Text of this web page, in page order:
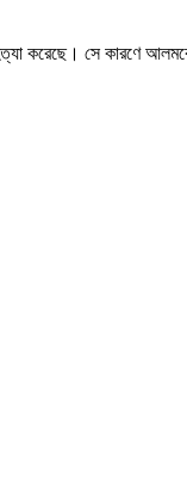
হত্যা করেছে। সে কারণে